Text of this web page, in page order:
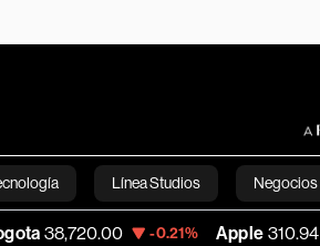
Línea Studios Negocios
English
-0.21% Apple 310.94 +0.55%